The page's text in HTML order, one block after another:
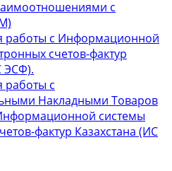
с
работы с Информационной
счетов-фактур
ЭСФ).
работы с
Накладными Товаров
системы
фактур Казахстана (ИС